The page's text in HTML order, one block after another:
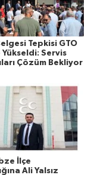
Tepkisi GTO
Servis
Çözüm Bekliyor
İlçe
Ali Yalsız